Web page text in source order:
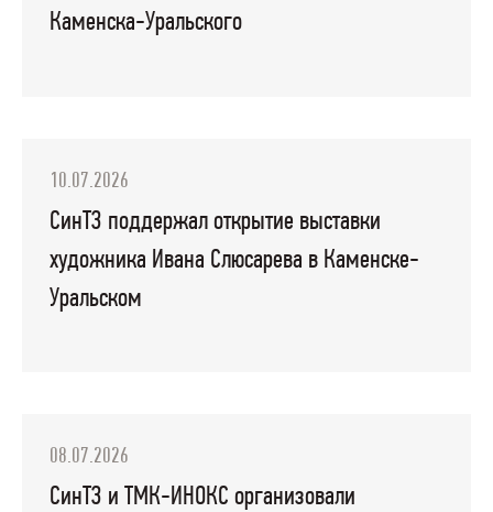
Каменска-Уральского
10.07.2026
СинТЗ поддержал открытие выставки
художника Ивана Слюсарева в Каменске-
Уральском
08.07.2026
СинТЗ и ТМК-ИНОКС организовали